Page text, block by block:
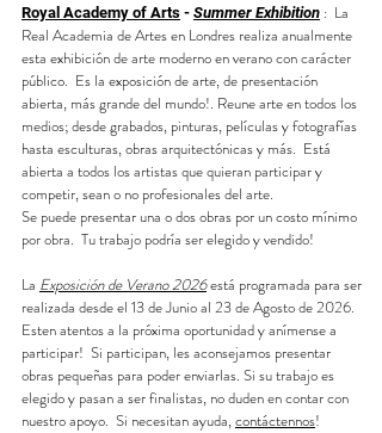
Royal Academy of Arts - Summer Exhibition : La
Real Academia de Artes en Londres realiza anualmente
esta exhibición de arte moderno en verano con carácter
público. Es la exposición de arte, de presentación
abierta, más grande del mundo!. Reune arte en todos los
medios; desde grabados, pinturas, películas y fotografías
hasta esculturas, obras arquitectónicas y más. Está
abierta a todos los artistas que quieran participar y
competir, sean o no profesionales del arte.
Se puede presentar una o dos obras por un costo mínimo
por obra. Tu trabajo podría ser elegido y vendido!
La Exposición de Verano 2026está programada para ser
realizada desde el 13 de Junio al 23 de Agosto de 2026.
Esten atentos a la próxima oportunidad y anímense a
participar! Si participan, les aconsejamos presentar
obras pequeñas para poder enviarlas. Si su trabajo es
elegido y pasan a ser finalistas, no duden en contar con
nuestro apoyo. Si necesitan ayuda,contáctennos!